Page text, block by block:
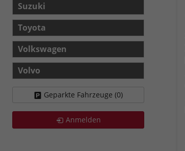
Suzuki
Toyota
Volkswagen
Volvo
Geparkte Fahrzeuge (0)
Anmelden